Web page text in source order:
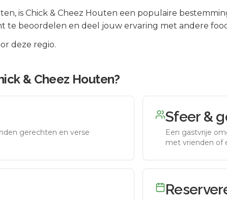
, is Chick & Cheez Houten een populaire
te beoordelen en deel jouw ervaring met andere
deze regio.
& Cheez Houten?
gerechten en verse
Sfeer &
Een gastvrije
met vrienden of